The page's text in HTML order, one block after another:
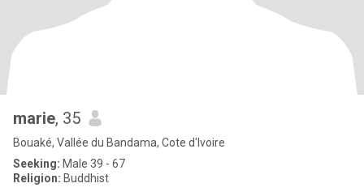
marie, 35
Bouaké, Vallée du Bandama, Cote d'Ivoire
Seeking: Male 39 - 67
Religion: Buddhist